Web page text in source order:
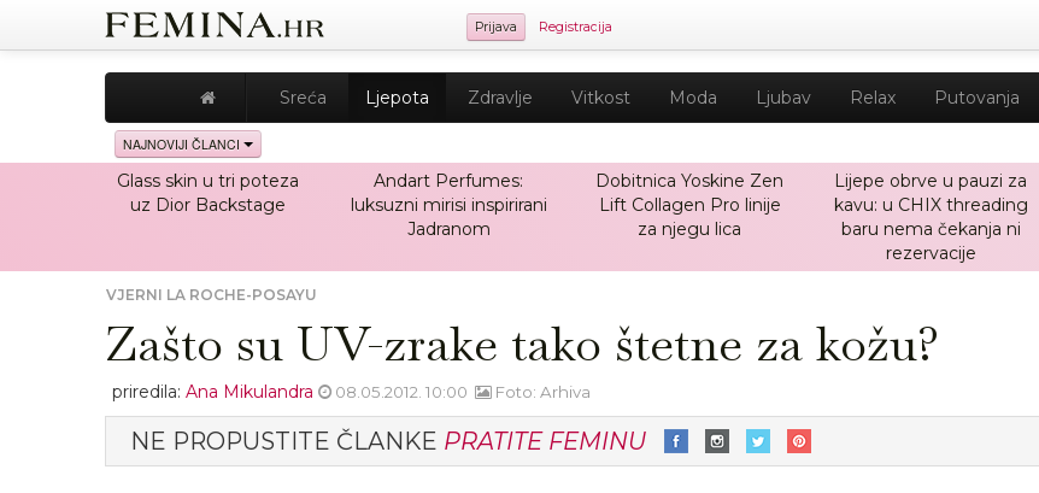
Prijava Registracija
Sreća Ljepota Zdravlje Vitkost Moda Ljubav Relax Putovanja
NAJNOVIJI ČLANCI
Glass skin u tri poteza
uz Dior Backstage
Andart Perfumes:
luksuzni mirisi inspirirani
Jadranom
Dobitnica Yoskine Zen
Lift Collagen Pro linije
za njegu lica
Lijepe obrve u pauzi za
kavu: u CHIX threading
baru nema čekanja ni
rezervacije
VJERNI LA ROCHE-POSAYU
Zašto su UV-zrake tako štetne za kožu?
priredila: Ana Mikulandra 08.05.2012. 10:00 Foto: Arhiva
NE PROPUSTITE ČLANKE PRATITE FEMINU